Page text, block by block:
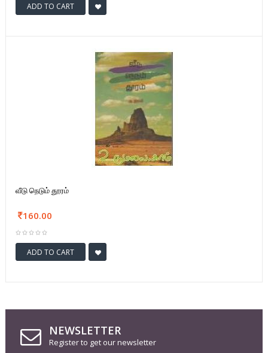
ADD TO CART
வீடு நெடும் தூரம்
160.00
ADD TO CART
NEWSLETTER
Register to get our newsletter